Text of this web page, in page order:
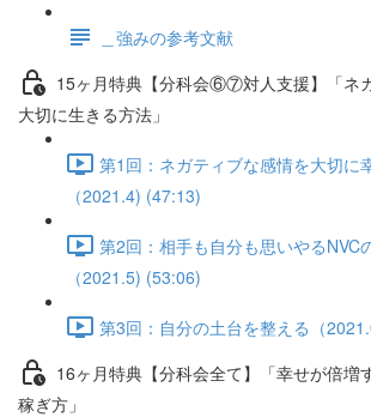
＿強みの参考文献
15ヶ月特典【分科会⑥⑦対人支援】「ネ
大切に生きる方法」
第1回：ネガティブな感情を大切に
（2021.4) (47:13)
第2回：相手も自分も思いやるNVC
（2021.5) (53:06)
第3回：自分の土台を整える（
16ヶ月特典【分科会全て】「幸せが倍増
稼ぎ方」